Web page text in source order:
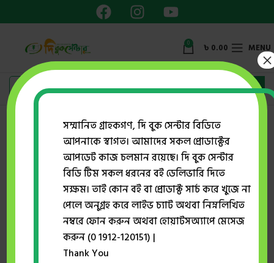
0 ৳ 0.00 MENU
Lost your password? Please enter your username or email
address. You will receive a link to create a new password
Username or email*
সম্মানিত গ্রাহকগণ, দি বুক সেন্টার বিডিতে
আপনাকে স্বাগত। আমাদের সকল প্রোডাক্টের
আপডেট কাজ চলমান রয়েছে। দি বুক সেন্টার
বিডি টিম সকল ধরনের বই ডেলিভারি দিতে
সক্ষম। তাই কোন বই বা প্রোডাক্ট সার্চ করে খুজে না
পেলে অনুগ্রহ করে লাইভ চ্যাট অথবা নিম্নলিখিত
নম্বরে ফোন করুন অথবা হোয়াটসঅ্যাপে মেসেজ
করুন (0 1912-120151) |
Thank You
×